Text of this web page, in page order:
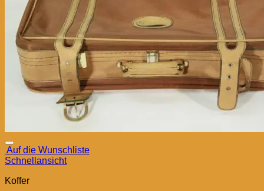
Auf die Wunschliste
Schnellansicht
Koffer